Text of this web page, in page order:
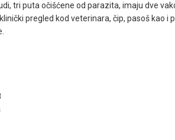
tri puta očišćene od parazita, imaju dve
pregled kod veterinara, čip, pasoš kao i